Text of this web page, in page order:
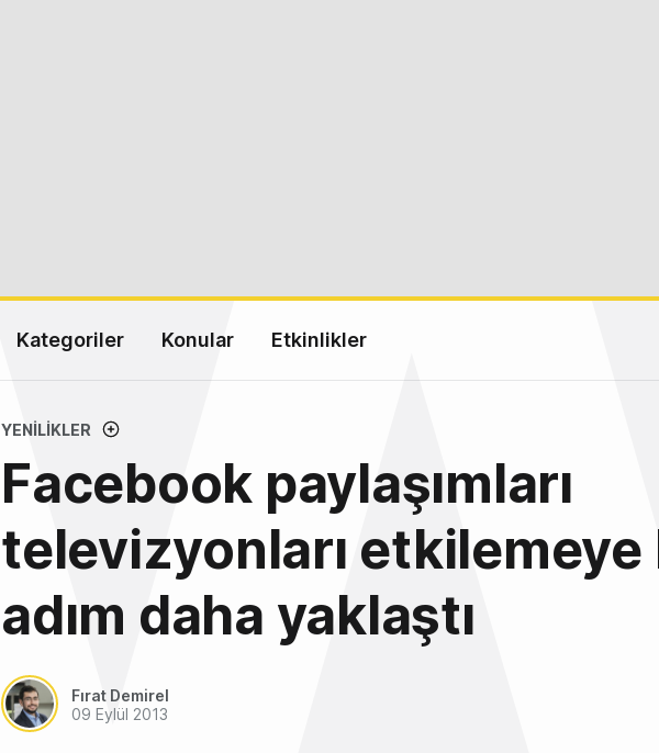
Kategoriler Konular Etkinlikler
YENILIKLER
Facebook paylaşımları
televizyonları etkilemeye
adım daha yaklaştı
Fırat Demirel
09 Eylül 2013